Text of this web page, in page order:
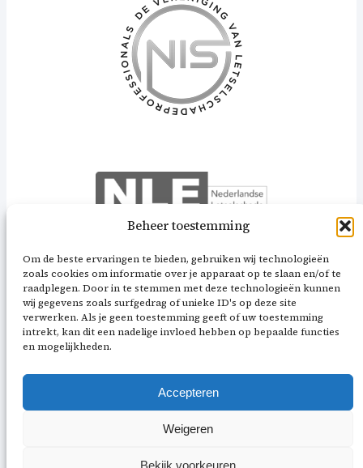
Beheer toestemming
Om de beste ervaringen te bieden, gebruiken wij technologieën
zoals cookies om informatie over je apparaat op te slaan en/of te
raadplegen. Door in te stemmen met deze technologieën kunnen
wij gegevens zoals surfgedrag of unieke ID's op deze site
verwerken. Als je geen toestemming geeft of uw toestemming
intrekt, kan dit een nadelige invloed hebben op bepaalde functies
en mogelijkheden.
Accepteren
Weigeren
Bekijk voorkeuren